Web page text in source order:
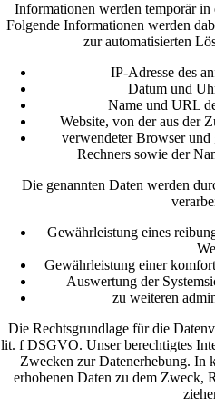
Informationen werden temporär
Folgende Informationen werden
zur automatisierten
IP-Adresse des
Datum und
Name und URL
Website, von der aus der
verwendeter Browser und
Rechners sowie der
Die genannten Daten werden
Gewährleistung eines
Gewährleistung einer
Auswertung der
zu weiteren
Die Rechtsgrundlage für die
lit. f DSGVO. Unser berechtigtes
Zwecken zur Datenerhebung. In
erhobenen Daten zu dem Zweck,